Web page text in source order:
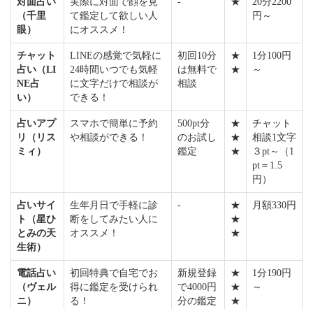
（千里
眼）
て鑑定して欲しい人
にオススメ！
円～
チャット
占い（LI
NE占
い）
LINEの感覚で気軽に
24時間いつでも気軽
に文字だけで相談が
できる！
初回10分
は無料で
相談
★
★
1分100円
～
占いアプ
リ（リス
ミィ）
スマホで簡単に予約
や相談ができる！
500pt分
のお試し
鑑定
★
★
★
チャット
相談1文字
３pt～（1
pt＝1.5
円）
占いサイ
ト（星ひ
とみの天
生術）
生年月日で手軽に診
断をしてみたい人に
オススメ！
-
★
★
★
月額330円
電話占い
（ヴェル
ニ）
初回特典で自宅でお
得に鑑定を受けられ
る！
新規登録
で4000円
分の鑑定
★
★
★
1分190円
～